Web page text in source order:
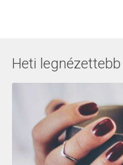
Heti legnézettebb